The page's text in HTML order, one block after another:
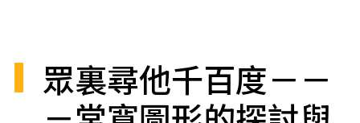
眾裏尋他千百度－－